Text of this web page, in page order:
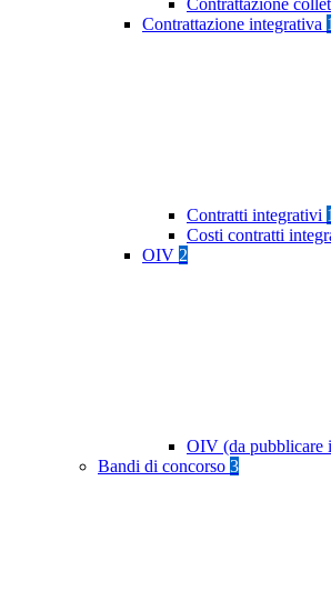
Contrattazione
Contrattazione integrativa
Contratti integrativi
Costi contratti
OIV 2
OIV (da pubblicare
Bandi di concorso 3